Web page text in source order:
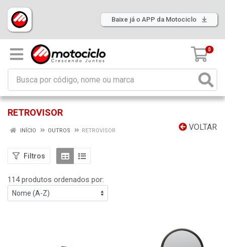
Baixe já o APP da Motociclo
0
RETROVISOR
VOLTAR
INÍCIO OUTROS RETROVISOR
Filtros
114 produtos ordenados por: